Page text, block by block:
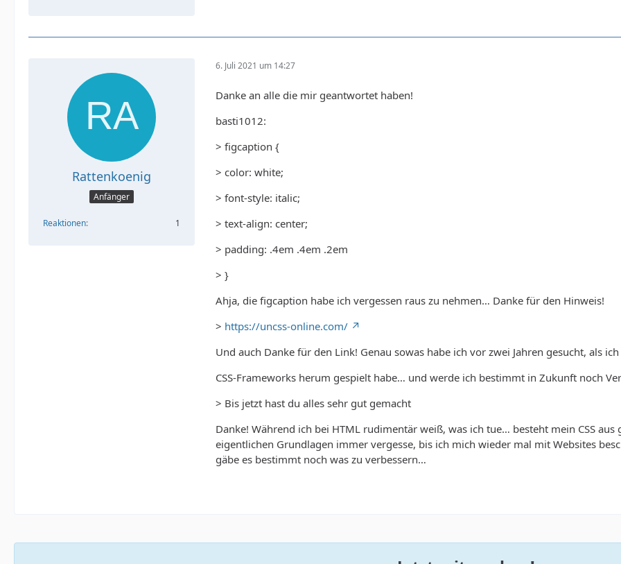
Rattenkoenig
Anfänger
Reaktionen 1
6. Juli 2021 um 14:27
Danke an alle die mir geantwortet haben!
basti1012:
> figcaption {
> color: white;
> font-style: italic;
> text-align: center;
> padding: .4em .4em .2em
> }
Ahja, die figcaption habe ich vergessen raus zu nehmen… Danke für den Hinweis!
> https://uncss-online.com/
Und auch Danke für den Link! Genau sowas habe ich vor zwei Jahren gesucht, als
CSS-Frameworks herum gespielt habe… und werde ich bestimmt in Zukunft noch
> Bis jetzt hast du alles sehr gut gemacht
Danke! Während ich bei HTML rudimentär weiß, was ich tue… besteht mein CSS
eigentlichen Grundlagen immer vergesse, bis ich mich wieder mal mit Websites
gäbe es bestimmt noch was zu verbessern…